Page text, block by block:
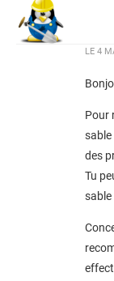
LE 4
Pour
sable
des
Tu
sable